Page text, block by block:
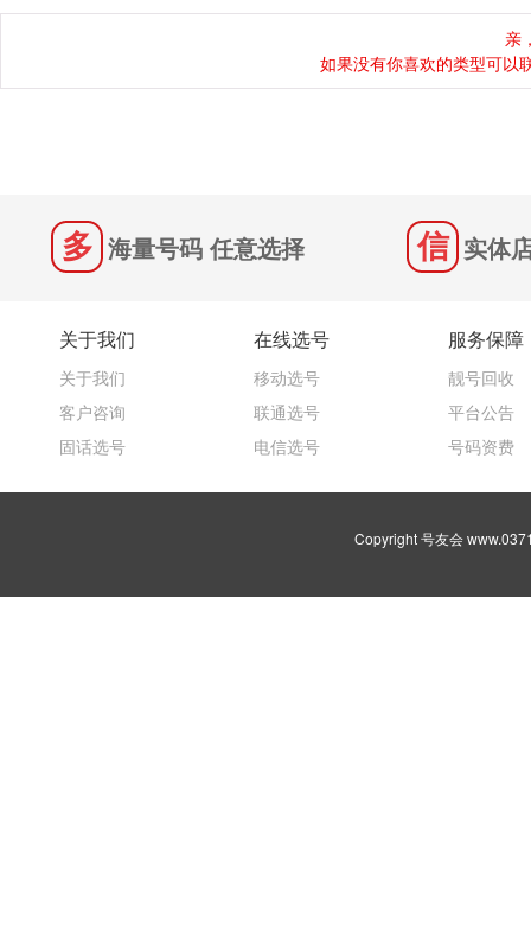
亲
如果没有你喜欢的类型可以
海量号码 任意选择 实体
关于我们
关于我们
客户咨询
固话选号
在线选号
移动选号
联通选号
电信选号
服务保障
靓号回收
平台公告
号码资费
Copyright 号友会